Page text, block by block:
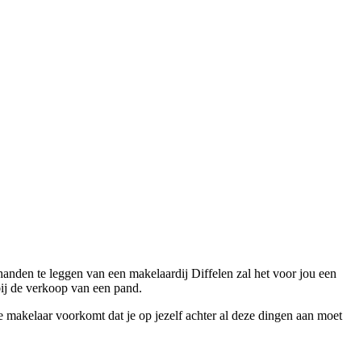
te leggen van een makelaardij Diffelen zal het voor jou een
de verkoop van een pand.
voorkomt dat je op jezelf achter al deze dingen aan moet